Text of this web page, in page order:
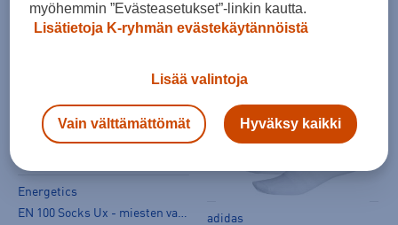
(0) (0)
24,90 €
Energetics
EN 100 Socks Ux - miesten varrettomat sukat
adidas
myöhemmin ”Evästeasetukset”-linkin kautta.
Lisätietoja K-ryhmän evästekäytännöistä
Lisää valintoja
Vain välttämättömät Hyväksy kaikki